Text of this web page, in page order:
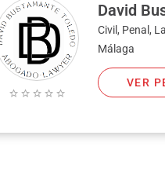
Civil, Penal,
Málaga
VER